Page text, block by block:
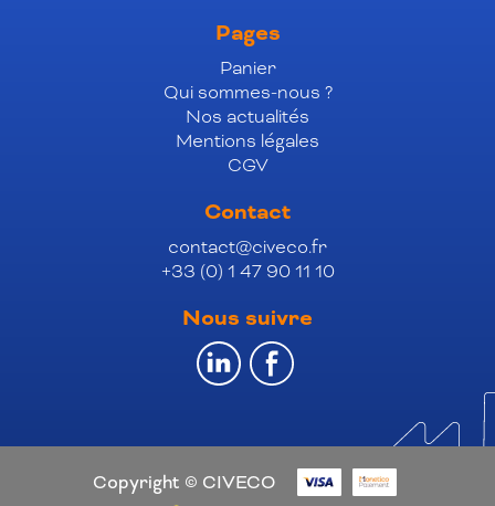
Pages
Panier
Qui sommes-nous ?
Nos actualités
Mentions légales
CGV
Contact
contact@civeco.fr
+33 (0) 1 47 90 11 10
Nous suivre
Copyright © CIVECO